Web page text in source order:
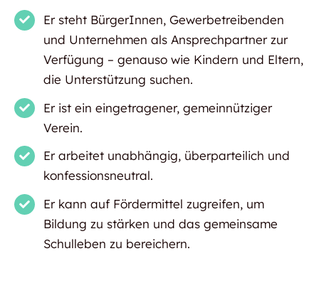
Er steht BürgerInnen, Gewerbetreibenden
und Unternehmen als Ansprechpartner zur
Verfügung – genauso wie Kindern und Eltern,
die Unterstützung suchen.
Er ist ein eingetragener, gemeinnütziger
Verein.
Er arbeitet unabhängig, überparteilich und
konfessionsneutral.
Er kann auf Fördermittel zugreifen, um
Bildung zu stärken und das gemeinsame
Schulleben zu bereichern.